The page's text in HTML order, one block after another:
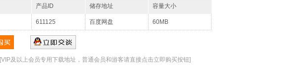
产品ID 储存地址 容量大小
611125 百度网盘 60MB
[VIP及以上会员专用下载地址，普通会员和游客请直接点击立即购买按钮]